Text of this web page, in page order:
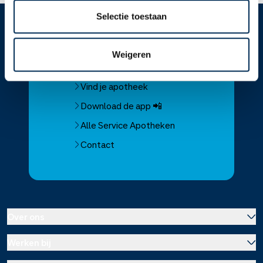
Selectie toestaan
Weigeren
ServiceApotheek
Vind je apotheek
Download de app 📲
Alle Service Apotheken
Contact